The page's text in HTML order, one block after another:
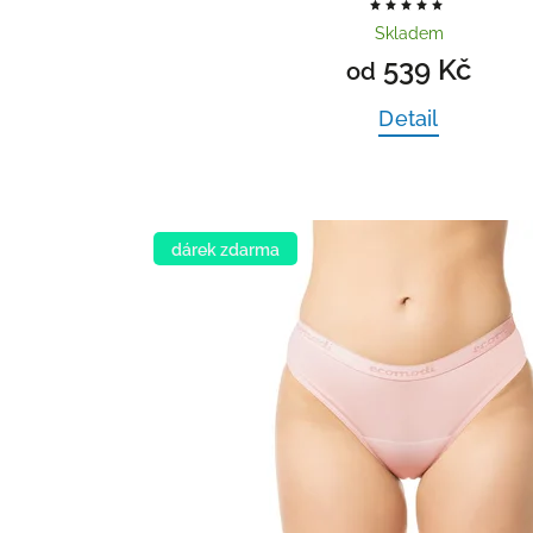
Skladem
od 539 Kč
Detail
dárek zdarma